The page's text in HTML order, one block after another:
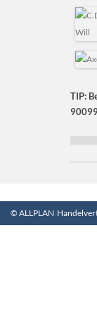
TIP:
© ALLPLAN